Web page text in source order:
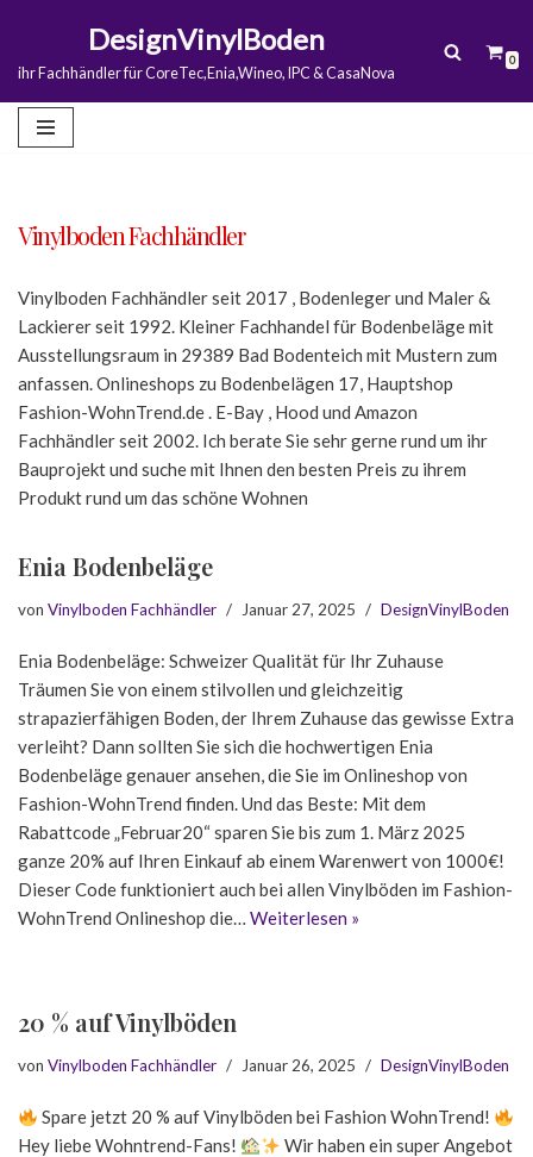
Zum
springen
DesignVinylBoden
ihr Fachhändler für CoreTec,Enia,Wineo, IPC & CasaNova
0
Vinylboden Fachhändler
Vinylboden Fachhändler seit 2017 , Bodenleger und Maler &
Lackierer seit 1992. Kleiner Fachhandel für Bodenbeläge mit
Ausstellungsraum in 29389 Bad Bodenteich mit Mustern zum
anfassen. Onlineshops zu Bodenbelägen 17, Hauptshop
Fashion-WohnTrend.de . E-Bay , Hood und Amazon
Fachhändler seit 2002. Ich berate Sie sehr gerne rund um ihr
Bauprojekt und suche mit Ihnen den besten Preis zu ihrem
Produkt rund um das schöne Wohnen
Enia Bodenbeläge
von Vinylboden Fachhändler Januar 27, 2025 DesignVinylBoden
Enia Bodenbeläge: Schweizer Qualität für Ihr Zuhause
Träumen Sie von einem stilvollen und gleichzeitig
strapazierfähigen Boden, der Ihrem Zuhause das gewisse Extra
verleiht? Dann sollten Sie sich die hochwertigen Enia
Bodenbeläge genauer ansehen, die Sie im Onlineshop von
Fashion-WohnTrend finden. Und das Beste: Mit dem
Rabattcode „Februar20“ sparen Sie bis zum 1. März 2025
ganze 20% auf Ihren Einkauf ab einem Warenwert von 1000€!
Dieser Code funktioniert auch bei allen Vinylböden im Fashion-
WohnTrend Onlineshop die… Weiterlesen »
20 % auf Vinylböden
von Vinylboden Fachhändler Januar 26, 2025 DesignVinylBoden
Spare jetzt 20 % auf Vinylböden bei Fashion WohnTrend!
Hey liebe Wohntrend-Fans!
Wir haben ein super Angebot